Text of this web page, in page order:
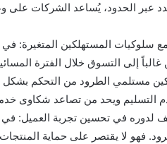
عبر الحدود، يُساعد الشركات على
سلوكيات المستهلكين المتغيرة:
إلى التسوق خلال الفترة
مستلمي الطرود من التحكم
التسليم ويحد من تصاعد شكاوى
لدوره في تحسين تجربة العميل:
فهو لا يقتصر على حماية